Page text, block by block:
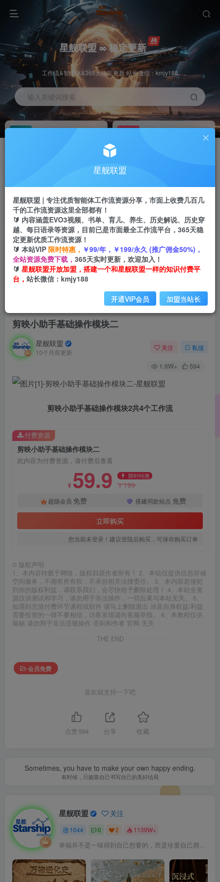
星舰联盟 ∞ 稳定更新
工作流&智能体&365天稳定更新 站长微信：kmjy188
输入关键词搜索
加入会员 工作流主页
每周免费工作流体验
站长招募
推荐
项目周期预估10年
剪映小助手基础操作模块二
星舰联盟
10个月前更新
关注 私信
1.6W+ 594
剪映小助手基础操作模块2共4个工作流
剪映小助手基础操作模块二
此内容为付费资源，请付费后查看
¥ 59.9 限时特惠
¥199
超级会员 免费 搭建同款站点 免费
立即购买
您当前未登录！建议登陆后购买，可保存购买订单
付费资源
© 版权声明
1、本内容转载于网络，版权归原作者所有！ 2、本站仅提供信息存储
空间服务，不拥有所有权，不承担相关法律责任。 3、本内容若侵犯
到你的版权利益，请联系我们，会尽快给予删除处理！ 4、本站全资
源仅供测试和学习，请勿用于非法操作，一切后果与本站无关。 5、
如遇到充值付费环节课程或软件 请马上删除退出 涉及自身权益/利益
需要投资的一律不要相信，访客发现请向客服举报。 6、本教程仅供
揭秘 请勿用于非法违规操作 否则和作者 官网 无关
THE END
会员免费
喜欢就支持一下吧
点赞 594 分享 收藏
Sometimes, you have to make your own happy ending.
有时候，只能靠自己书写自己的美好结局
星舰联盟 关注
1044 0 2 1139W+
幸福并不是一味得到自己想要的，而是珍爱自己拥有的
星舰联盟
星舰联盟 | 专注优质智能体工作流资源分享，市面上收费几百几
千的工作流资源这里全部都有！
🔰 内容涵盖EVO3视频、书单、育儿、养生、历史解说、历史穿
越、每日语录等资源，目前已是市面最全工作流平台，365天稳
定更新优质工作流资源！
🔰 本站VIP 限时特惠， ￥99/年，￥199/永久 (推广佣金50%)，
全站资源免费下载， 365天实时更新，欢迎加入！
🔰 星舰联盟开放加盟，搭建一个和星舰联盟一样的知识付费平
台， 站长微信：kmjy188
开通VIP会员 加盟当站长